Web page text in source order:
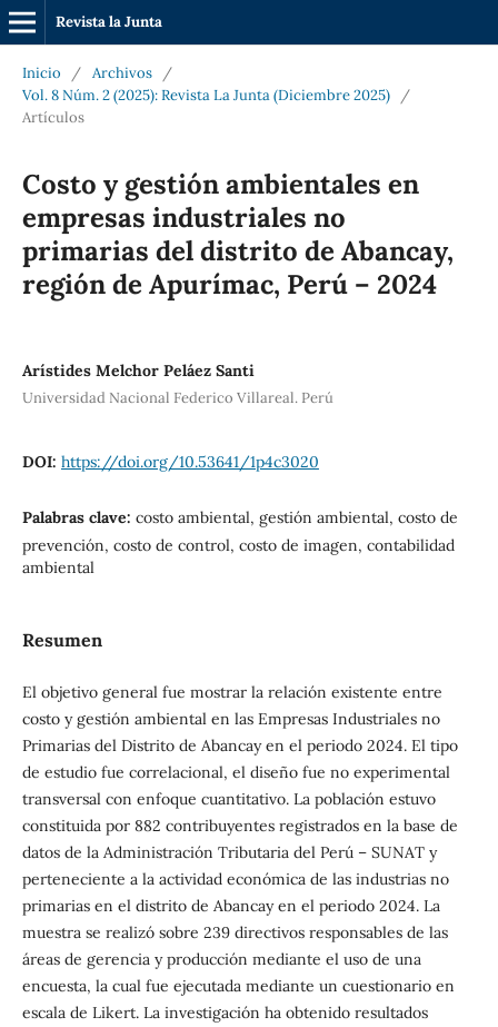
Revista la Junta
Inicio / Archivos
/
Vol. 8 Núm. 2 (2025): Revista La Junta (Diciembre 2025)
/
Artículos
Costo y gestión ambientales en
empresas industriales no
primarias del distrito de Abancay,
región de Apurímac, Perú – 2024
Arístides Melchor Peláez Santi
Universidad Nacional Federico Villareal. Perú
DOI: https://doi.org/10.53641/1p4c3020
Palabras clave: costo ambiental, gestión ambiental, costo de
prevención, costo de control, costo de imagen, contabilidad
ambiental
Resumen
El objetivo general fue mostrar la relación existente entre
costo y gestión ambiental en las Empresas Industriales no
Primarias del Distrito de Abancay en el periodo 2024. El tipo
de estudio fue correlacional, el diseño fue no experimental
transversal con enfoque cuantitativo. La población estuvo
constituida por 882 contribuyentes registrados en la base de
datos de la Administración Tributaria del Perú – SUNAT y
perteneciente a la actividad económica de las industrias no
primarias en el distrito de Abancay en el periodo 2024. La
muestra se realizó sobre 239 directivos responsables de las
áreas de gerencia y producción mediante el uso de una
encuesta, la cual fue ejecutada mediante un cuestionario en
escala de Likert. La investigación ha obtenido resultados